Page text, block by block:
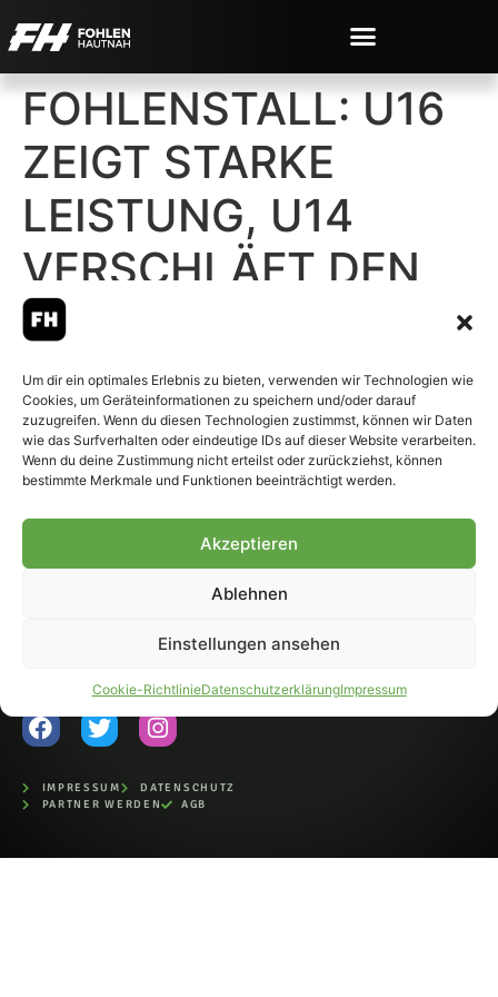
Um dir ein optimales Erlebnis zu bieten, verwenden wir Technologien wie
Cookies, um Geräteinformationen zu speichern und/oder darauf
zuzugreifen. Wenn du diesen Technologien zustimmst, können wir Daten
wie das Surfverhalten oder eindeutige IDs auf dieser Website verarbeiten.
Wenn du deine Zustimmung nicht erteilst oder zurückziehst, können
bestimmte Merkmale und Funktionen beeinträchtigt werden.
Akzeptieren
Ablehnen
Einstellungen ansehen
Cookie-RichtlinieDatenschutzerklärungImpressum
FOHLENSTALL: U16
ZEIGT STARKE
LEISTUNG, U14
VERSCHLÄFT DEN
START
© 2007-2026 Fohlen-Hautnah.de
– Alle rechte vorbehalten.
Fohlen-Hautnah.de ist ein
offiziell eingetragenes Magazin
bei der Deutschen
Nationalbibliothek (ISSN 1868-
auszugsweise, nur mit
IMPRESSUM
DATENSCHUTZ
PARTNER WERDEN
AGB